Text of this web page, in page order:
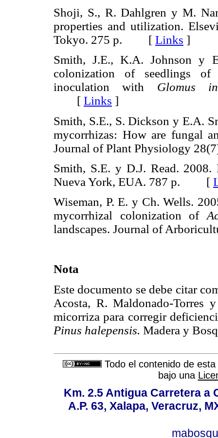
Shoji, S., R. Dahlgren y M.
properties and utilization.
Tokyo. 275 p. [ Links ]
Smith, J.E., K.A. Johnson y
colonization of seedlings of
inoculation with Glomus
[ Links ]
Smith, S.E., S. Dickson y E.A.
mycorrhizas: How are fungal
Journal of Plant Physiology
Smith, S.E. y D.J. Read. 2008.
Nueva York, EUA. 787 p. [
Wiseman, P. E. y Ch. Wells.
mycorrhizal colonization of
landscapes. Journal of
Nota
Este documento se debe citar
Acosta, R. Maldonado-Torres
micorriza para corregir
Pinus halepensis. Madera y
Todo el contenido de
bajo una
Km. 2.5 Antigua Carretera a
A.P. 63, Xalapa, Veracruz,